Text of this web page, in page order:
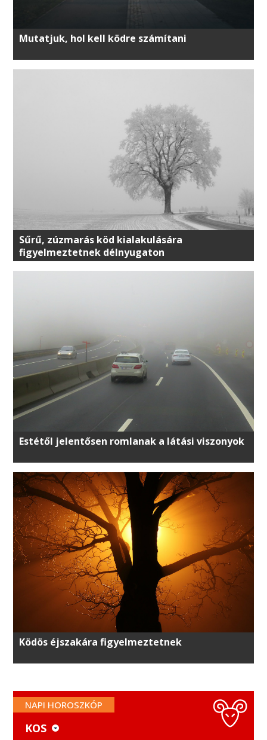
Mutatjuk, hol kell ködre számítani
Sűrű, zúzmarás köd kialakulására
figyelmeztetnek délnyugaton
Estétől jelentősen romlanak a látási viszonyok
Ködös éjszakára figyelmeztetnek
NAPI HOROSZKÓP
KOS
KOS